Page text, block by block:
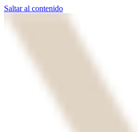
Saltar al contenido